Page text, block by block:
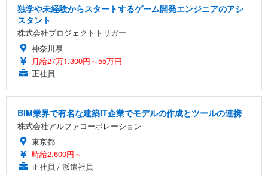
独学や未経験からスタートするゲーム開発エンジニアのアシ
スタント
株式会社プロジェクトトリガー
神奈川県
月給27万1,300円～55万円
正社員
BIM業界で有名な建築IT企業でモデルの作成とツールの連携
株式会社アルファコーポレーション
東京都
時給2,600円～
正社員 / 派遣社員